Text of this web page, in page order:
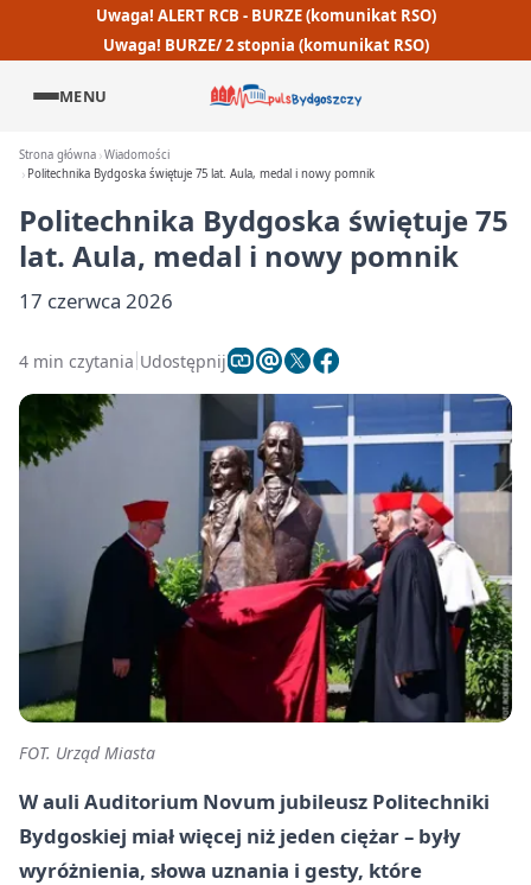
Uwaga! ALERT RCB - BURZE (komunikat RSO)
Uwaga! BURZE/ 2 stopnia (komunikat RSO)
MENU
Strona główna Wiadomości
Politechnika Bydgoska świętuje 75 lat. Aula, medal i nowy pomnik
Politechnika Bydgoska świętuje 75
lat. Aula, medal i nowy pomnik
17 czerwca 2026
4 min czytania Udostępnij
FOT. Urząd Miasta
W auli Auditorium Novum jubileusz Politechniki
Bydgoskiej miał więcej niż jeden ciężar – były
wyróżnienia, słowa uznania i gesty, które